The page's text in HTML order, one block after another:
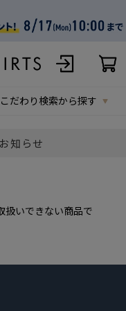
こだわり検索から探す
知らせ
扱いできない商品で